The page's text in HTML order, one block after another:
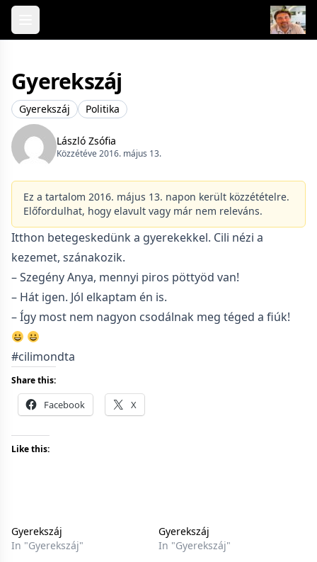
Skip to content
Gyerekszáj
Gyerekszáj Politika
László Zsófia
Közzétéve 2016. május 13.
Ez a tartalom 2016. május 13. napon került közzétételre.
Előfordulhat, hogy elavult vagy már nem releváns.
Itthon betegeskedünk a gyerekekkel. Cili nézi a
kezemet, szánakozik.
– Szegény Anya, mennyi piros pöttyöd van!
– Hát igen. Jól elkaptam én is.
– Így most nem nagyon csodálnak meg téged a fiúk!
#cilimondta
Share this:
Facebook X
Like this:
Gyerekszáj
In "Gyerekszáj"
Gyerekszáj
In "Gyerekszáj"